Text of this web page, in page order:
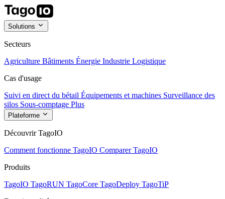
Solutions
Secteurs
Agriculture Bâtiments Énergie Industrie Logistique
Cas d'usage
Suivi en direct du bétail Équipements et machines Surveillance des
silos Sous-comptage Plus
Plateforme
Découvrir TagoIO
Comment fonctionne TagoIO Comparer TagoIO
Produits
TagoIO TagoRUN TagoCore TagoDeploy TagoTiP